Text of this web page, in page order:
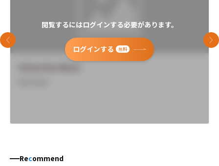
閲覧するにはログインする必要があります。
ログインする 無料
前のスライド 次
Recommend